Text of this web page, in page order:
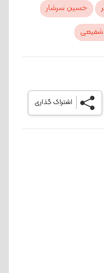
حسین سرشار
اشتراک گذاری